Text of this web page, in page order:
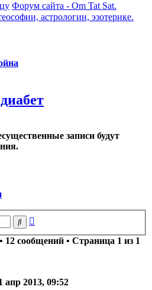
Форум сайта - Om Tat Sat.
астрологии, эзотерике.
записи будут
Поиск
• 12 сообщений • Страница 1 из 1
апр 2013, 09:52